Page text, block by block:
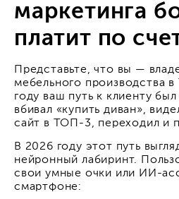
маркетинга
платит по
Представьте, что вы —
мебельного производства
году ваш путь к клиенту
вбивал «купить диван»,
сайт в ТОП-3, переходил и
В 2026 году этот путь
нейронный лабиринт.
свои умные очки или ИИ-
смартфоне: